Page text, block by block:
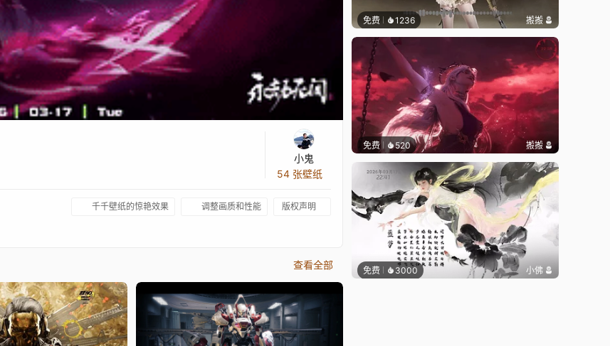
小鬼
54 张壁纸
千千壁纸的惊艳效果 调整画质和性能 版权声明
查看全部
免费 1236 搬搬
免费 520 搬搬
免费 3000 小佛